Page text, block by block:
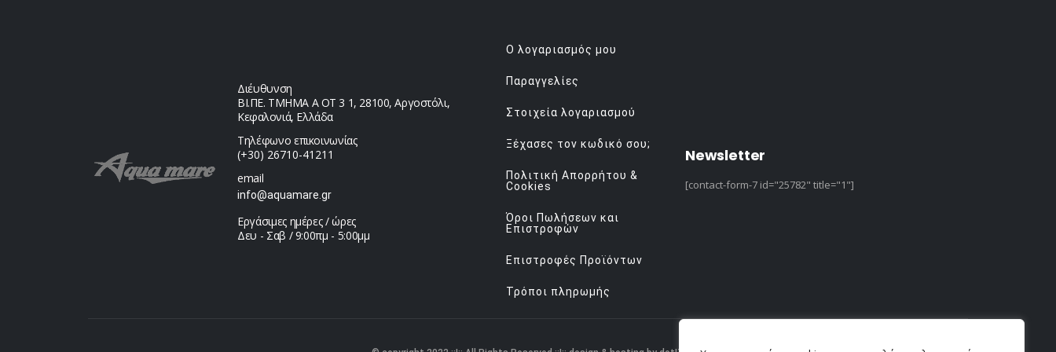
Διέυθυνση
ΒΙ.ΠΕ. ΤΜΗΜΑ Α ΟΤ 3 1, 28100, Αργοστόλι,
Κεφαλονιά, Ελλάδα
Τηλέφωνο επικοινωνίας
(+30) 26710-41211
email
info@aquamare.gr
Εργάσιμες ημέρες / ώρες
Δευ - Σαβ / 9:00πμ - 5:00μμ
Ο λογαριασμός μου
Παραγγελίες
Στοιχεία λογαριασμού
Ξέχασες τον κωδικό σου;
Πολιτική Απορρήτου &
Cookies
Όροι Πωλήσεων και
Επιστροφών
Επιστροφές Προϊόντων
Τρόποι πληρωμής
Newsletter
[contact-form-7 id="25782" title="1"]